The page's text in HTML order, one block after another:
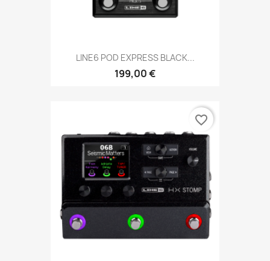
LINE6 POD EXPRESS BLACK...
199,00 €
favorite_border